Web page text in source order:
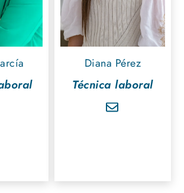
Diana Pérez
Técnica laboral